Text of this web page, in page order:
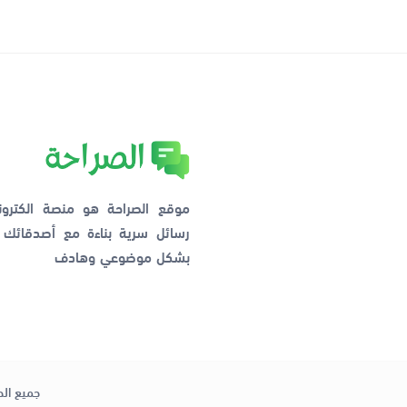
موقع الصراحة هو منصة
رسائل سرية بناءة مع
بشكل موضوعي وهادف
جميع